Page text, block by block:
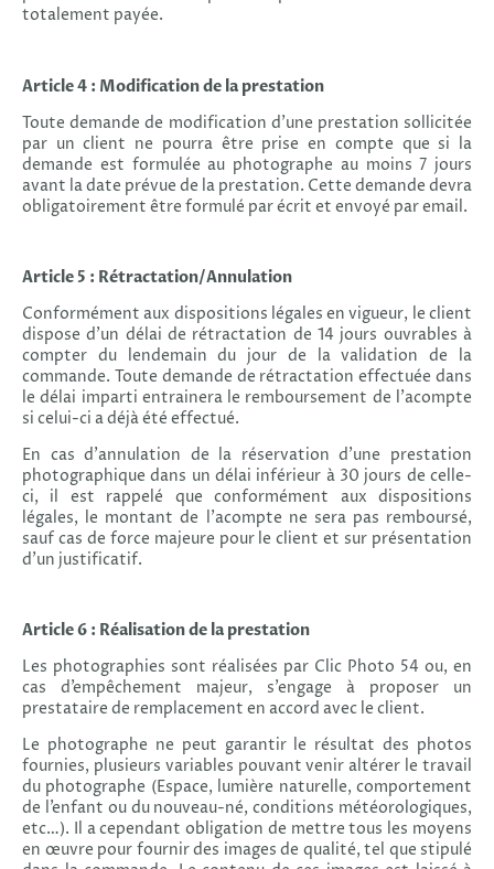
totalement payée.
Article 4 : Modification de la prestation
Toute demande de modification d’une prestation sollicitée
par un client ne pourra être prise en compte que si la
demande est formulée au photographe au moins 7 jours
avant la date prévue de la prestation. Cette demande devra
obligatoirement être formulé par écrit et envoyé par email.
Article 5 : Rétractation/Annulation
Conformément aux dispositions légales en vigueur, le client
dispose d’un délai de rétractation de 14 jours ouvrables à
compter du lendemain du jour de la validation de la
commande. Toute demande de rétractation effectuée dans
le délai imparti entrainera le remboursement de l'acompte
si celui-ci a déjà été effectué.
En cas d’annulation de la réservation d’une prestation
photographique dans un délai inférieur à 30 jours de celle-
ci, il est rappelé que conformément aux dispositions
légales, le montant de l’acompte ne sera pas remboursé,
sauf cas de force majeure pour le client et sur présentation
d’un justificatif.
Article 6 : Réalisation de la prestation
Les photographies sont réalisées par Clic Photo 54 ou, en
cas d’empêchement majeur, s’engage à proposer un
prestataire de remplacement en accord avec le client.
Le photographe ne peut garantir le résultat des photos
fournies, plusieurs variables pouvant venir altérer le travail
du photographe (Espace, lumière naturelle, comportement
de l’enfant ou du nouveau-né, conditions météorologiques,
etc…). Il a cependant obligation de mettre tous les moyens
en œuvre pour fournir des images de qualité, tel que stipulé